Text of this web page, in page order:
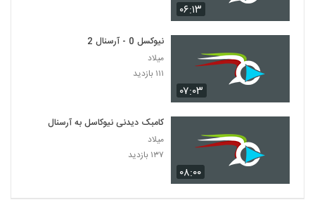
۰۶:۱۳
۰۷:۰۳
نیوکسل 0 - آرسنال 2
میلاد
۱۱۱ بازدید
۰۸:۰۰
کامبک دیدنی نیوکاسل به آرسنال
میلاد
۱۳۷ بازدید